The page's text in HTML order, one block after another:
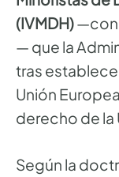
(IVMDH)
— que la
tras
Unión
derecho de la
Según la